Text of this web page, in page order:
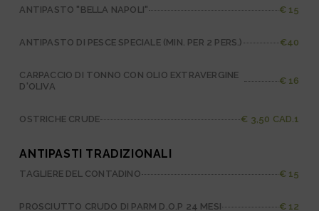
ANTIPASTO "BELLA NAPOLI" € 15
ANTIPASTO DI PESCE SPECIALE (MIN. PER 2 PERS.) €40
CARPACCIO DI TONNO CON OLIO EXTRAVERGINE
D'OLIVA
€ 16
OSTRICHE CRUDE € 3,50 CAD.1
ANTIPASTI TRADIZIONALI
TAGLIERE DEL CONTADINO € 15
PROSCIUTTO CRUDO DI PARM D.O.P 24 MESI € 12